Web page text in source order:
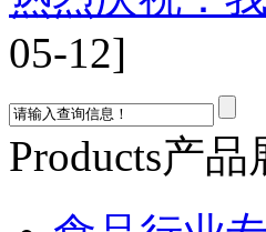
2015年5月
Products产品